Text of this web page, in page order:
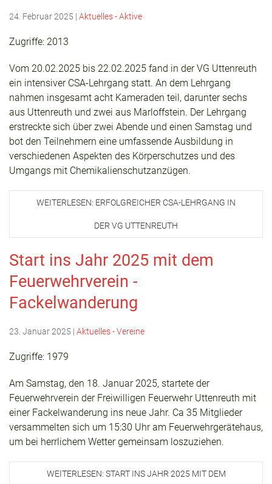
24. Februar 2025 | Aktuelles - Aktive
Zugriffe: 2013
Vom 20.02.2025 bis 22.02.2025 fand in der VG Uttenreuth
ein intensiver CSA-Lehrgang statt. An dem Lehrgang
nahmen insgesamt acht Kameraden teil, darunter sechs
aus Uttenreuth und zwei aus Marloffstein. Der Lehrgang
erstreckte sich über zwei Abende und einen Samstag und
bot den Teilnehmern eine umfassende Ausbildung in
verschiedenen Aspekten des Körperschutzes und des
Umgangs mit Chemikalienschutzanzügen.
WEITERLESEN: ERFOLGREICHER CSA-LEHRGANG IN
DER VG UTTENREUTH
Start ins Jahr 2025 mit dem
Feuerwehrverein -
Fackelwanderung
23. Januar 2025 | Aktuelles - Vereine
Zugriffe: 1979
Am Samstag, den 18. Januar 2025, startete der
Feuerwehrverein der Freiwilligen Feuerwehr Uttenreuth mit
einer Fackelwanderung ins neue Jahr. Ca 35 Mitglieder
versammelten sich um 15:30 Uhr am Feuerwehrgerätehaus,
um bei herrlichem Wetter gemeinsam loszuziehen.
WEITERLESEN: START INS JAHR 2025 MIT DEM